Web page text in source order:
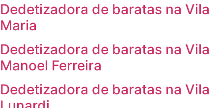
Dedetizadora de baratas na Vila
Maria
Dedetizadora de baratas na Vila
Manoel Ferreira
Dedetizadora de baratas na Vila